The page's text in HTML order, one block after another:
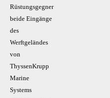
Rüstungsgegner
beide Eingänge
des
Werftgeländes
von
ThyssenKrupp
Marine
Systems